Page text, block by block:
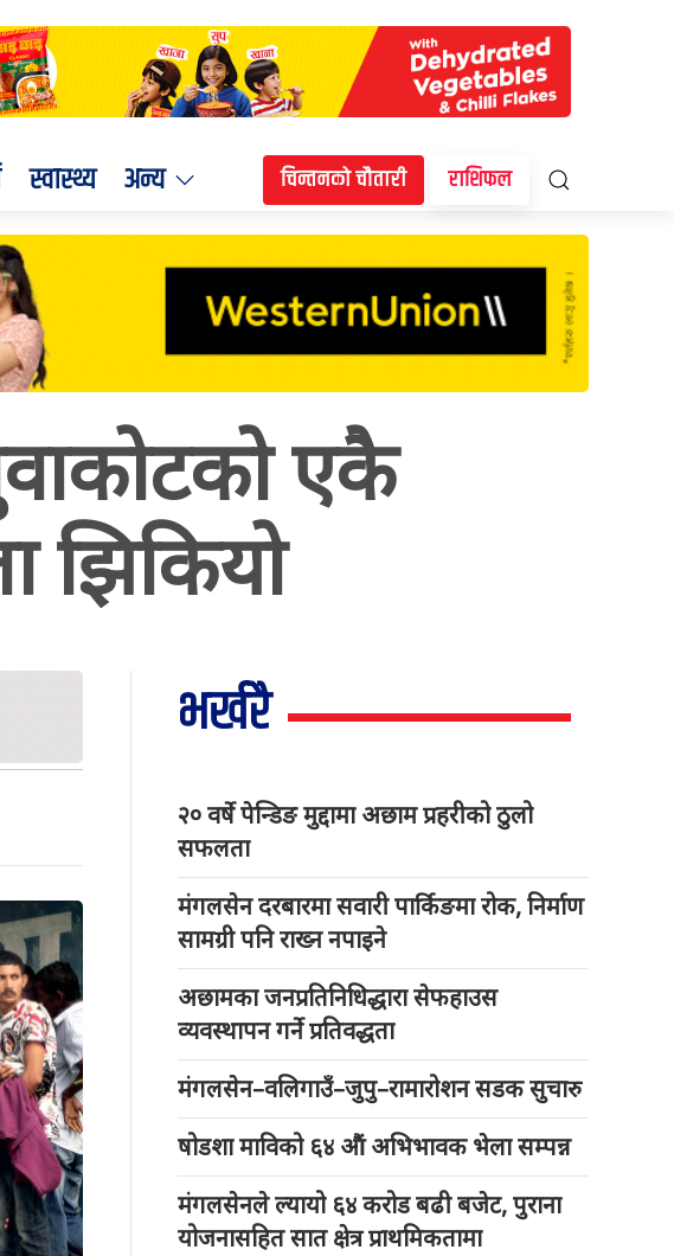
स्वास्थ्य अन्य चिन्तनको चौतारी राशिफल
एकै
झिकियो
भर्खरै
२० वर्षे पेन्डिङ मुद्दामा अछाम प्रहरीको ठुलो
सफलता
मंगलसेन दरबारमा सवारी पार्किङमा रोक, निर्माण
सामग्री पनि राख्न नपाइने
अछामका जनप्रतिनिधिद्धारा सेफहाउस
व्यवस्थापन गर्ने प्रतिवद्धता
मंगलसेन–वलिगाउँ–जुपु–रामारोशन सडक सुचारु
षोडशा माविको ६४ औं अभिभावक भेला सम्पन्न
मंगलसेनले ल्यायो ६४ करोड बढी बजेट, पुराना
योजनासहित सात क्षेत्र प्राथमिकतामा